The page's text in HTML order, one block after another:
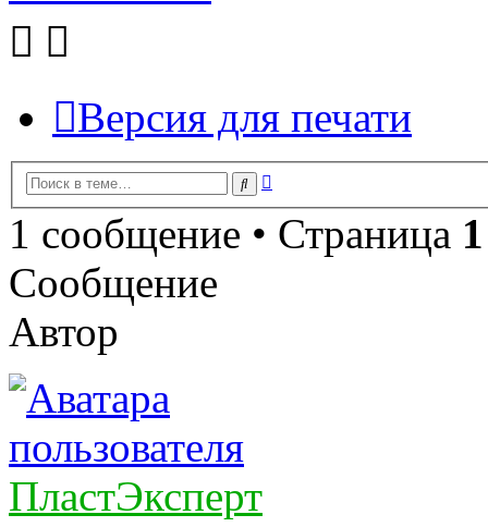
Версия для печати
Поиск
1 сообщение • Страница 1
Сообщение
Автор
ПластЭксперт